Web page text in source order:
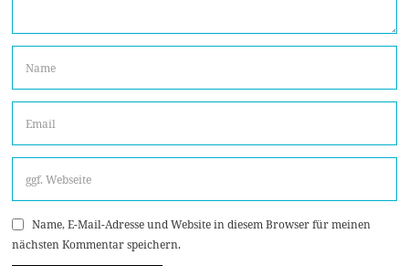
Name, E-Mail-Adresse und Website in diesem Browser für meinen
nächsten Kommentar speichern.